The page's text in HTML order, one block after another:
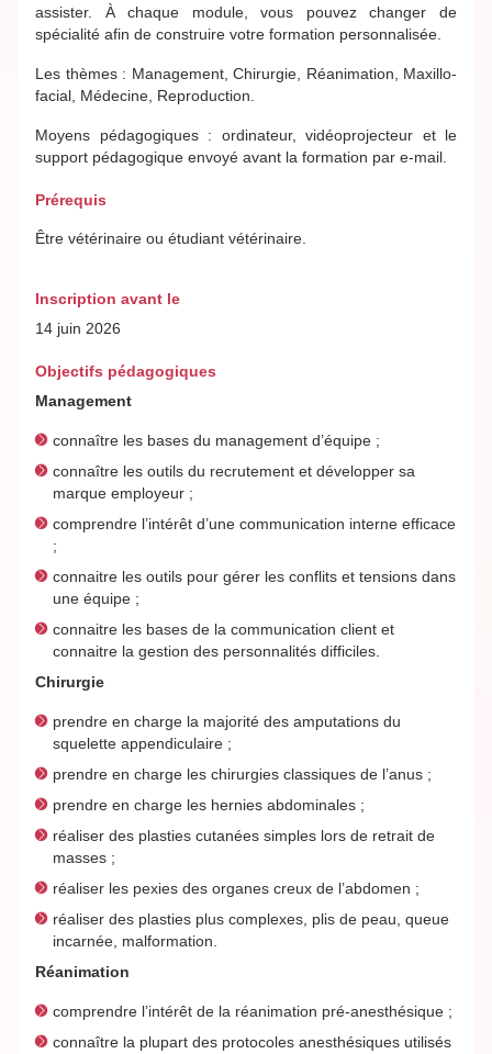
assister. À chaque module, vous pouvez changer de
spécialité afin de construire votre formation personnalisée.
Les thèmes : Management, Chirurgie, Réanimation, Maxillo-
facial, Médecine, Reproduction.
Moyens pédagogiques : ordinateur, vidéoprojecteur et le
support pédagogique envoyé avant la formation par e-mail.
Prérequis
Être vétérinaire ou étudiant vétérinaire.
Inscription avant le
14 juin 2026
Objectifs pédagogiques
Management
connaître les bases du management d’équipe ;
connaître les outils du recrutement et développer sa
marque employeur ;
comprendre l’intérêt d’une communication interne efficace
;
connaitre les outils pour gérer les conflits et tensions dans
une équipe ;
connaitre les bases de la communication client et
connaitre la gestion des personnalités difficiles.
Chirurgie
prendre en charge la majorité des amputations du
squelette appendiculaire ;
prendre en charge les chirurgies classiques de l’anus ;
prendre en charge les hernies abdominales ;
réaliser des plasties cutanées simples lors de retrait de
masses ;
réaliser les pexies des organes creux de l’abdomen ;
réaliser des plasties plus complexes, plis de peau, queue
incarnée, malformation.
Réanimation
comprendre l’intérêt de la réanimation pré-anesthésique ;
connaître la plupart des protocoles anesthésiques utilisés